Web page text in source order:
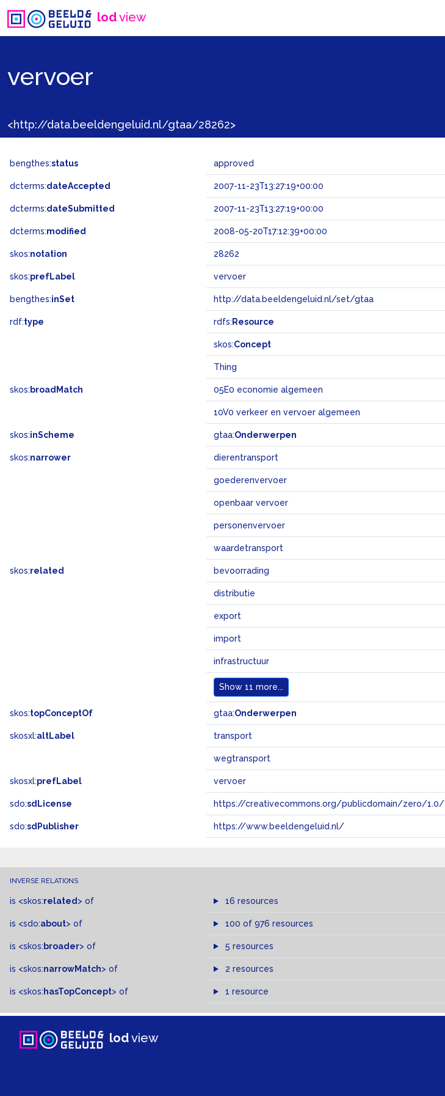
lodview
vervoer
<http://data.beeldengeluid.nl/gtaa/28262>
bengthes:status approved
dcterms:dateAccepted 2007-11-23T13:27:19+00:00
dcterms:dateSubmitted 2007-11-23T13:27:19+00:00
dcterms:modified 2008-05-20T17:12:39+00:00
skos:notation 28262
skos:prefLabel vervoer
bengthes:inSet http://data.beeldengeluid.nl/set/gtaa
rdf:type rdfs: Resource
skos:Concept
Thing
skos: broadMatch 05E0 economie algemeen
10V0 verkeer en vervoer algemeen
skos:inScheme gtaa:Onderwerpen
skos:narrower dierentransport
goederenvervoer
openbaar vervoer
personenvervoer
waardetransport
skos:related bevoorrading
distributie
export
import
infrastructuur
Show 11 more...
skos:topConceptOf gtaa:Onderwerpen
skosxl:altLabel transport
wegtransport
skosxl:prefLabel vervoer
sdo:sdLicense https://creativecommons.org/publicdomain/zero/1.0/
sdo:sdPublisher https://www.beeldengeluid.nl/
INVERSE RELATIONS
is <skos:related > of 16 resources
is <sdo:about> of 100 of 976 resources
is <skos: broader> of 5 resources
is <skos:narrowMatch> of 2 resources
is <skos: hasTopConcept> of 1 resource
lodview